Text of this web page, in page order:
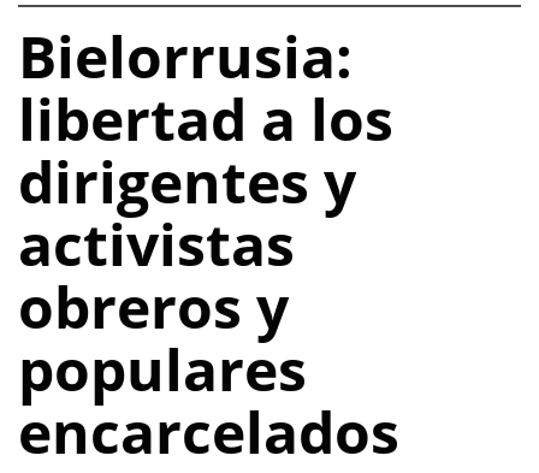
Bielorrusia:
libertad a los
dirigentes y
activistas
obreros y
populares
encarcelados